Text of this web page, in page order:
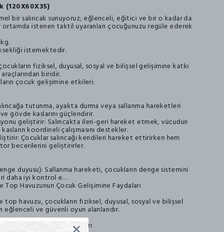
(120X60X35)
bir salıncak sunuyoruz; eğlenceli, eğitici ve bir o kadar da
istenen taktil uyaranları çocuğunuzu regüle ederek
istemektedir.
fiziksel, duyusal, sosyal ve bilişsel gelişimine katkı
biridir.
çocuk gelişimine etkileri:
tutunma, ayakta durma veya sallanma hareketleri
gövde kaslarını güçlendirir.
geliştirir: Salıncakta ileri-geri hareket etmek, vücudun
koordineli çalışmasını destekler.
Çocuklar salıncağı kendileri hareket ettirirken hem
becerilerini geliştirirler.
duyusu): Sallanma hareketi, çocukların denge sistemini
daha iyi kontrol e…
Top Havuzunun Çocuk Gelişimine Faydaları
havuzu, çocukların fiziksel, duyusal, sosyal ve bilişsel
ve güvenli oyun alanlarıdır.
Çocuk Gelişimine Faydaları